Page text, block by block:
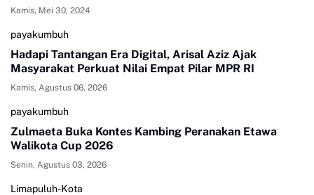
Kamis, Mei 30, 2024
payakumbuh
Hadapi Tantangan Era Digital, Arisal Aziz Ajak
Masyarakat Perkuat Nilai Empat Pilar MPR RI
Kamis, Agustus 06, 2026
payakumbuh
Zulmaeta Buka Kontes Kambing Peranakan Etawa
Walikota Cup 2026
Senin, Agustus 03, 2026
Limapuluh-Kota